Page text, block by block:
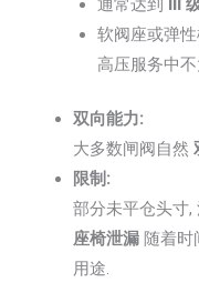
通常达到 III
软阀座或弹
高压服务中
双向能力:
大多数闸阀自然
限制:
部分未平仓头寸,
座椅泄漏 随着时
用途.